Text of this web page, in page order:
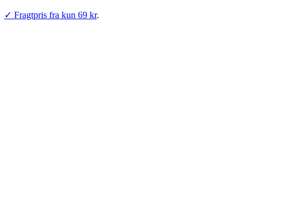
✓ Fragtpris fra kun 69 kr.